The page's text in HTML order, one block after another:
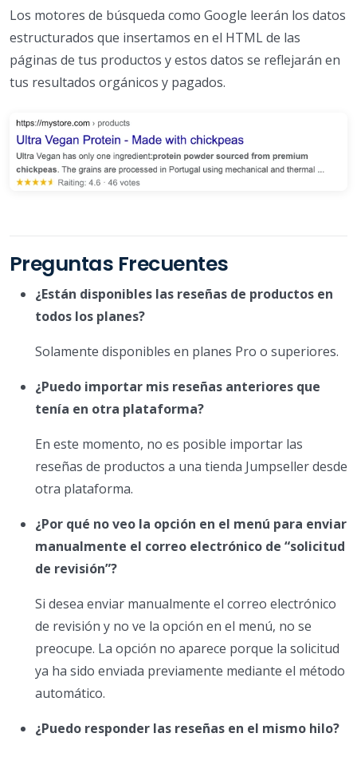
Los motores de búsqueda como Google leerán los datos
estructurados que insertamos en el HTML de las
páginas de tus productos y estos datos se reflejarán en
tus resultados orgánicos y pagados.
Preguntas Frecuentes
¿Están disponibles las reseñas de productos en
todos los planes?
Solamente disponibles en planes Pro o superiores.
¿Puedo importar mis reseñas anteriores que
tenía en otra plataforma?
En este momento, no es posible importar las
reseñas de productos a una tienda Jumpseller desde
otra plataforma.
¿Por qué no veo la opción en el menú para enviar
manualmente el correo electrónico de “solicitud
de revisión”?
Si desea enviar manualmente el correo electrónico
de revisión y no ve la opción en el menú, no se
preocupe. La opción no aparece porque la solicitud
ya ha sido enviada previamente mediante el método
automático.
¿Puedo responder las reseñas en el mismo hilo?